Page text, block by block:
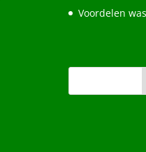
Voordelen